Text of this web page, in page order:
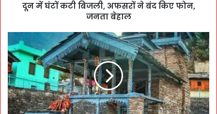
दून में घंटों कटी बिजली, अफसरों ने बंद किए फोन,
जनता बेहाल